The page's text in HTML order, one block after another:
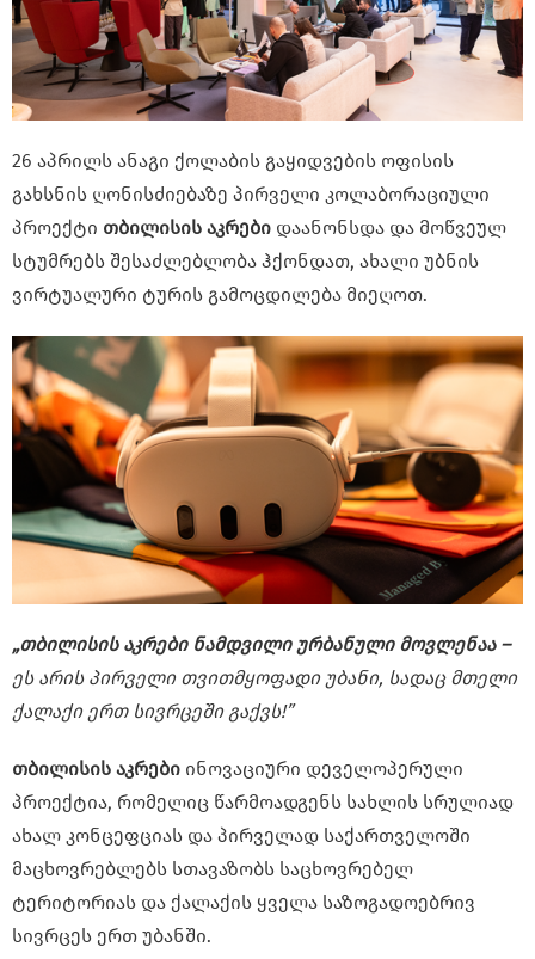
26 აპრილს ანაგი ქოლაბის გაყიდვების ოფისის
გახსნის ღონისძიებაზე პირველი კოლაბორაციული
პროექტი თბილისის აკრები დაანონსდა და მოწვეულ
სტუმრებს შესაძლებლობა ჰქონდათ, ახალი უბნის
ვირტუალური ტურის გამოცდილება მიეღოთ.
„თბილისის აკრები ნამდვილი ურბანული მოვლენაა –
ეს არის პირველი თვითმყოფადი უბანი, სადაც მთელი
ქალაქი ერთ სივრცეში გაქვს!”
თბილისის აკრები ინოვაციური დეველოპერული
პროექტია, რომელიც წარმოადგენს სახლის სრულიად
ახალ კონცეფციას და პირველად საქართველოში
მაცხოვრებლებს სთავაზობს საცხოვრებელ
ტერიტორიას და ქალაქის ყველა საზოგადოებრივ
სივრცეს ერთ უბანში.